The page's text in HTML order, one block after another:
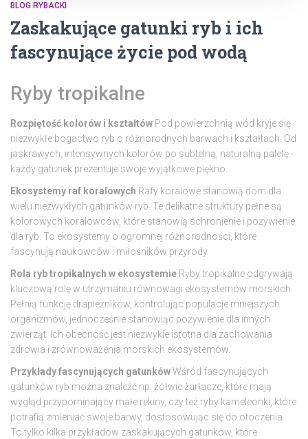
BLOG RYBACKI
Zaskakujące gatunki ryb i ich
fascynujące życie pod wodą
Ryby tropikalne
Rozpiętość kolorów i kształtów Pod powierzchnią wód kryje się
niezwykłe bogactwo ryb o różnorodnych barwach i kształtach. Od
jaskrawych, intensywnych kolorów po subtelną, naturalną paletę -
każdy gatunek prezentuje swoje wyjątkowe piękno.
Ekosystemy raf koralowych Rafy koralowe stanowią dom dla
wielu niezwykłych gatunków ryb. Te delikatne struktury pełne są
kolorowych koralowców, które stanowią schronienie i pożywienie
dla ryb. To ekosystemy o ogromnej różnorodności, które
fascynują naukowców i miłośników przyrody.
Rola ryb tropikalnych w ekosystemie Ryby tropikalne odgrywają
kluczową rolę w utrzymaniu równowagi ekosystemów morskich.
Pełnią funkcję drapieżników, kontrolując populacje mniejszych
organizmów, jednocześnie stanowiąc pożywienie dla innych
zwierząt. Ich obecność jest niezwykle istotna dla zachowania
zdrowia i zrównoważenia morskich ekosystemów.
Przykłady fascynujących gatunkówWśród fascynujących
gatunków ryb można znaleźć np. żółwie żarłacze, które mają
wygląd przypominający małe rekiny, czy też ryby kameleonki, które
potrafią zmieniać swoje barwy, dostosowując się do otoczenia.
To tylko kilka przykładów zaskakujących gatunków, które